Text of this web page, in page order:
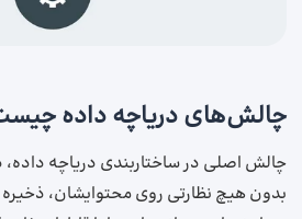
چالش‌های دریاچه داده
چالش اصلی در ساختاربندی دریاچه
بدون هیچ نظارتی روی محتوایشان،